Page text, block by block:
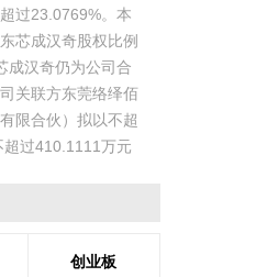
过23.0769%。本
芯成汉奇股权比例
成汉奇仍为公司合
关联方东莞络绎佰
限合伙）拟以不超
过410.1111万元
王浩检查督导调度
创业板